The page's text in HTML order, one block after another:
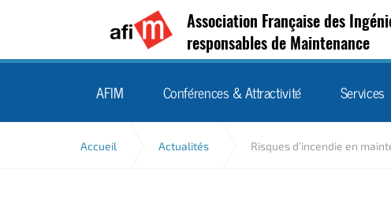
Association Française des
responsables de Maintenance
AFIM Conférences & Attractivité Services
Accueil Actualités Risques d’incendie en